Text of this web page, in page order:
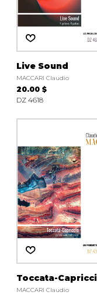
AUTRES PRODUITS
Live Sound
MACCARI Claudio
20.00 $
DZ 4618
Toccata-
MACCARI Claudio